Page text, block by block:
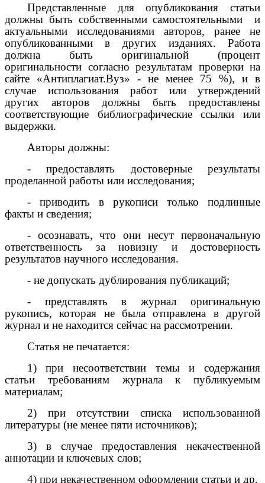
Представленные для опубликования статьи
должны быть собственными самостоятельными и
актуальными исследованиями авторов, ранее не
опубликованными в других изданиях. Работа
должна быть оригинальной (процент
оригинальности согласно результатам проверки на
сайте «Антиплагиат.Вуз» - не менее 75 %), и в
случае использования работ или утверждений
других авторов должны быть предоставлены
соответствующие библиографические ссылки или
выдержки.
Авторы должны:
- предоставлять достоверные результаты
проделанной работы или исследования;
- приводить в рукописи только подлинные
факты и сведения;
- осознавать, что они несут первоначальную
ответственность за новизну и достоверность
результатов научного исследования.
- не допускать дублирования публикаций;
- представлять в журнал оригинальную
рукопись, которая не была отправлена в другой
журнал и не находится сейчас на рассмотрении.
Статья не печатается:
1) при несоответствии темы и содержания
статьи требованиям журнала к публикуемым
материалам;
2) при отсутствии списка использованной
литературы (не менее пяти источников);
3) в случае предоставления некачественной
аннотации и ключевых слов;
4) при некачественном оформлении статьи и др.